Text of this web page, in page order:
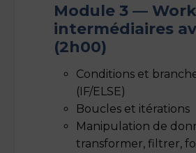
Module 3 —
intermédiaires
(2h00)
Conditions et
(IF/ELSE)
Boucles et itérations
Manipulation de
transformer, filtrer,